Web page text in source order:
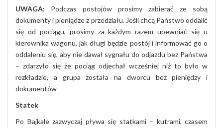
UWAGA: Podczas postojów prosimy zabierać ze sobą
dokumenty i pieniądze z przedziału. Jeśli chcą Państwo oddalić
się od pociągu, prosimy za każdym razem upewniać się u
kierownika wagonu, jak długi będzie postój i informować go o
oddaleniu się, aby nie dawał sygnału do odjazdu bez Państwa
– zdarzyło się że pociąg odjechał wcześniej niż to było w
rozkładzie, a grupa została na dworcu bez pieniędzy i
dokumentów
Statek
Po Bajkale zazwyczaj pływa się statkami – kutrami, czasem